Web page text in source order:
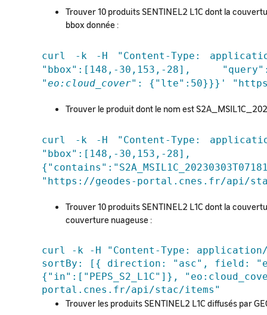
Trouver 10 produits SENTINEL2 L1C dont la
bbox donnée :
curl -k -H "Content-Type:
"bbox":[148,-30,153,-28],
"eo:cloud_cover": {"lte":50}}}'
Trouver le produit dont le nom est
curl -k -H "Content-Type:
"bbox":[148,-
"https://geodes-portal.cnes.fr/api/
Trouver 10 produits SENTINEL2 L1C dont la
couverture nuageuse :
curl -k -H "Content-Type:
sortBy: [{ direction: "asc", field:
{"in":["PEPS_S2_L1C"]},
portal.cnes.fr/api/stac/items"
Trouver les produits SENTINEL2 L1C diffusés par